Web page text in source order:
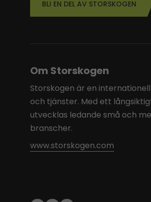
BLI EN DEL AV STORSKOGEN
Om Storskogen
Storskogen är en
och tjänster. Med ett
utvecklas ledande små och
branscher.
www.storskogen.com